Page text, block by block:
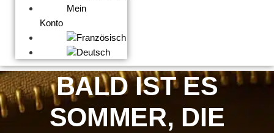
Mein
Konto
BALD IST ES
SOMMER, DIE